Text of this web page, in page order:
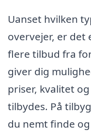
Uanset hvilken
overvejer, er det
flere tilbud fra
giver dig
priser, kvalitet
tilbydes. På
du nemt finde